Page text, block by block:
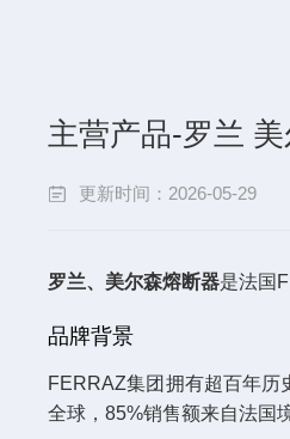
主营产品-罗兰
更新时间：2026-05-29
罗兰、美尔森熔断器是法国
品牌背景
FERRAZ集团拥有超百年历
全球，85%销售额来自法国